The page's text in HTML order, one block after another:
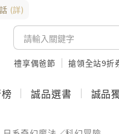
(詳)
禮享偶爸節 搶領全站9折
誠品選書 誠品